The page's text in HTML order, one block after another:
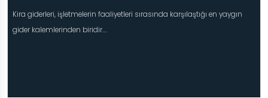
Kira giderleri, işletmelerin faaliyetleri sırasında karşılaştığı en yaygın
gider kalemlerinden biridir....